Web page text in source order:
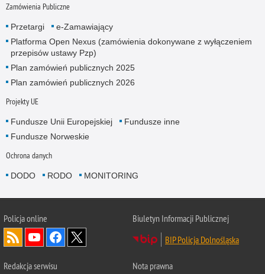
Zamówienia Publiczne
Przetargi
e-Zamawiający
Platforma Open Nexus (zamówienia dokonywane z wyłączeniem
przepisów ustawy Pzp)
Plan zamówień publicznych 2025
Plan zamówień publicznych 2026
Projekty UE
Fundusze Unii Europejskiej
Fundusze inne
Fundusze Norweskie
Ochrona danych
DODO RODO MONITORING
Policjaonline
Biuletyn Informacji Publicznej
BIP Policja Dolnośląska
Redakcja serwisu Nota prawna